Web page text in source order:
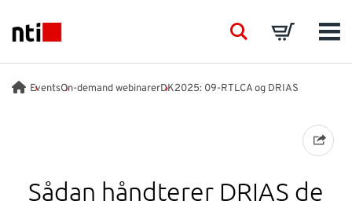
NTI logo
BRANCHER
PRODUKTER
SearchBasket
EventsOn-demand webinarerDK2025: 09-RTLCA og DRIAS
Sådan håndterer DRIAS de